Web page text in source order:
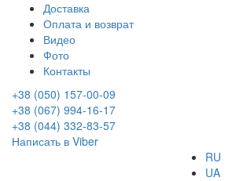
Доставка
Оплата и возврат
Видео
Фото
Контакты
+38 (050) 157-00-09
+38 (067) 994-16-17
+38 (044) 332-83-57
Написать в Viber
RU
UA